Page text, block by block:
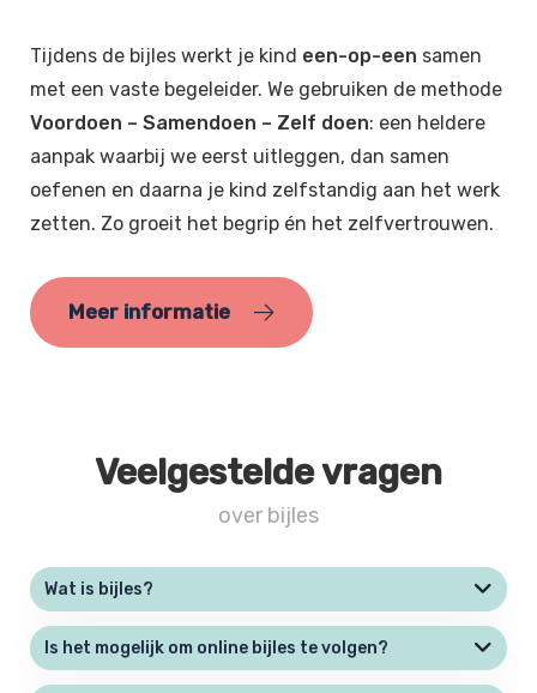
Tijdens de bijles werkt je kind een-op-een samen
met een vaste begeleider. We gebruiken de methode
Voordoen – Samendoen – Zelf doen: een heldere
aanpak waarbij we eerst uitleggen, dan samen
oefenen en daarna je kind zelfstandig aan het werk
zetten. Zo groeit het begrip én het zelfvertrouwen.
Meer informatie
Veelgestelde vragen
over bijles
Wat is bijles?
Is het mogelijk om online bijles te volgen?